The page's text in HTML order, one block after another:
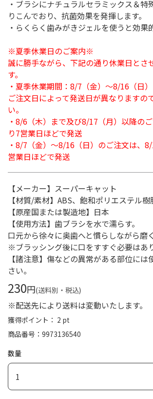
・ブラシにナチュラルセラミックス＆特
りこんでおり、抗菌効果を発揮します。
・らくらく歯みがきジェルを使うと効果
※夏季休業日のご案内※
誠に勝手ながら、下記の通り休業日とさ
す。
・夏季休業期間：8/7（金）～8/16（日）
ご注文日によって発送日が異なりますの
い。
・8/6（木）まで及び8/17（月）以降の
り7営業日ほどで発送
・8/7（金）～8/16（日）のご注文は、
営業日ほどで発送
【メーカー】スーパーキャット
【材質/素材】ABS、飽和ポリエステル樹
【原産国または製造地】日本
【使用方法】歯ブラシを水で濡らす。
口元から徐々に奥歯へと慣らしながら磨く
※ブラッシング後に口をすすぐ必要はあ
【諸注意】傷などの異常がある部位には
さい。
230円(送料別・税込)
※配送先により送料は変動いたします。
獲得ポイント： 2 pt
商品番号
9973136540
数量
1